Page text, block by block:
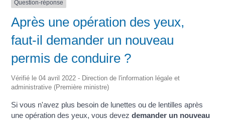
Question-réponse
Après une opération des yeux,
faut-il demander un nouveau
permis de conduire ?
Vérifié le 04 avril 2022 - Direction de l'information légale et
administrative (Première ministre)
Si vous n'avez plus besoin de lunettes ou de lentilles après
une opération des yeux, vous devezdemander un nouveau